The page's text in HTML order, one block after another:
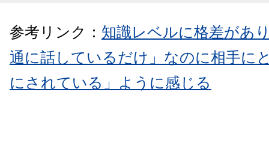
参考リンク： 知識レベルに格差があ
通に話しているだけ」なのに相手に
にされている」ように感じる